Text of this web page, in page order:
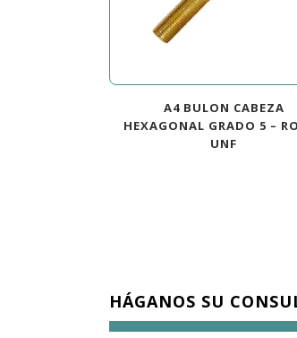
A4 BULON CABEZA
HEXAGONAL GRADO 5 –
UNF
HÁGANOS SU